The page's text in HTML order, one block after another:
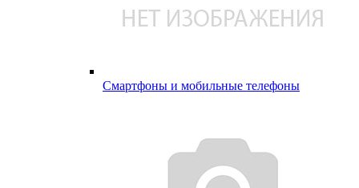
Смартфоны и мобильные телефоны